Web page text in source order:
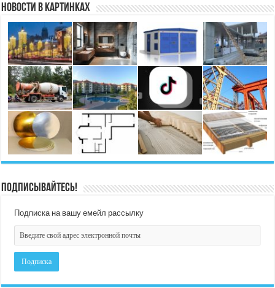
Новости в картинках
Подписывайтесь!
Подписка на вашу емейл рассылку